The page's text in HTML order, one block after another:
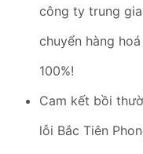
công ty trung
chuyển hàng
100%!
Cam kết bồi
lỗi Bắc Tiên